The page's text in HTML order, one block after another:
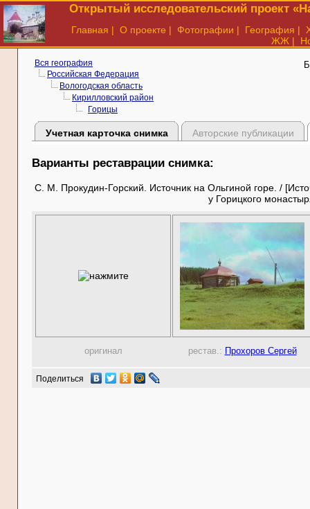
Открытый исследовательский проект
Главная | О проекте | Фотографии | География |
ЖЖ |
Вся география
Российская Федерация
Вологодская область
Кирилловский район
Горицы
Учетная карточка снимка Авторские публикации
Варианты реставрации снимка:
С. М. Прокудин-Горский. Источник на Ольгиной горе. /
у Горицкого
оригинал рестав.: Прохоров Сергей
Поделиться